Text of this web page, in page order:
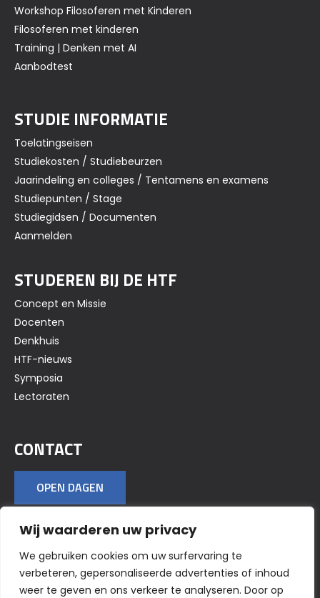
Wij waarderen uw privacy
We gebruiken cookies om uw surfervaring te
verbeteren, gepersonaliseerde advertenties of inhoud
weer te geven en ons verkeer te analyseren. Door op
Workshop Filosoferen met Kinderen
Filosoferen met kinderen
Training | Denken met AI
Aanbodtest
STUDIE INFORMATIE
Toelatingseisen
Studiekosten / Studiebeurzen
Jaarindeling en colleges / Tentamens en examens
Studiepunten / Stage
Studiegidsen / Documenten
Aanmelden
STUDEREN BIJ DE HTF
Concept en Missie
Docenten
Denkhuis
HTF-nieuws
Symposia
Lectoraten
CONTACT
OPEN DAGEN
VOLG ONS OP SOCIAL MEDIA